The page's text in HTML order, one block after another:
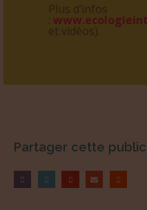
Plus d’infos
et vidéos).
Partager cette